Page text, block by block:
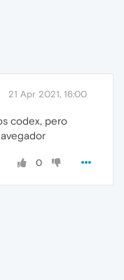
21 Apr 2021, 16:00
codex, pero
0